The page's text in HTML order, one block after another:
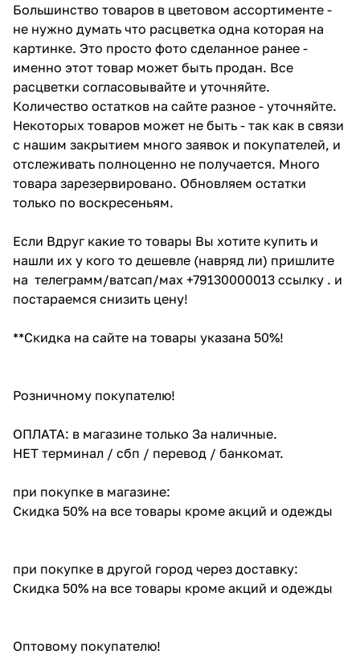
Большинство товаров в цветовом ассортименте -
не нужно думать что расцветка одна которая на
картинке. Это просто фото сделанное ранее -
именно этот товар может быть продан. Все
расцветки согласовывайте и уточняйте.
Количество остатков на сайте разное - уточняйте.
Некоторых товаров может не быть - так как в связи
с нашим закрытием много заявок и покупателей, и
отслеживать полноценно не получается. Много
товара зарезервировано. Обновляем остатки
только по воскресеньям.
Если Вдруг какие то товары Вы хотите купить и
нашли их у кого то дешевле (навряд ли) пришлите
на телеграмм/ватсап/мах +79130000013 ссылку . и
постараемся снизить цену!
**Скидка на сайте на товары указана 50%!
Розничному покупателю!
ОПЛАТА: в магазине только За наличные.
НЕТ терминал / сбп / перевод / банкомат.
при покупке в магазине:
Скидка 50% на все товары кроме акций и одежды
при покупке в другой город через доставку:
Скидка 50% на все товары кроме акций и одежды
Оптовому покупателю!